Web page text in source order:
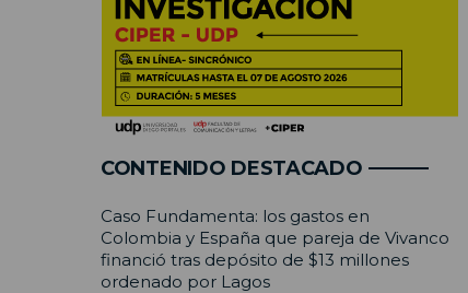
CONTENIDO DESTACADO
Caso Fundamenta: los gastos en
Colombia y España que pareja de Vivanco
financió tras depósito de $13 millones
ordenado por Lagos